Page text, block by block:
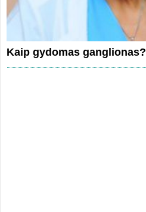
Kaip gydomas ganglionas?